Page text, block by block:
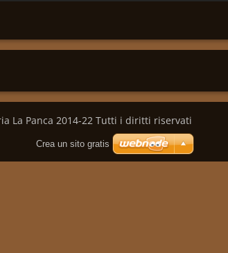
La Panca 2014-22 Tutti i diritti riservati
Crea un sito gratis